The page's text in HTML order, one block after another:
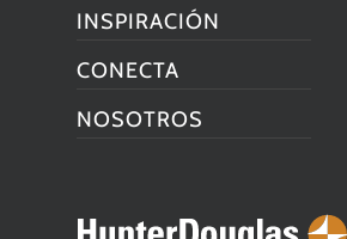
INSPIRACIÓN
CONECTA
NOSOTROS